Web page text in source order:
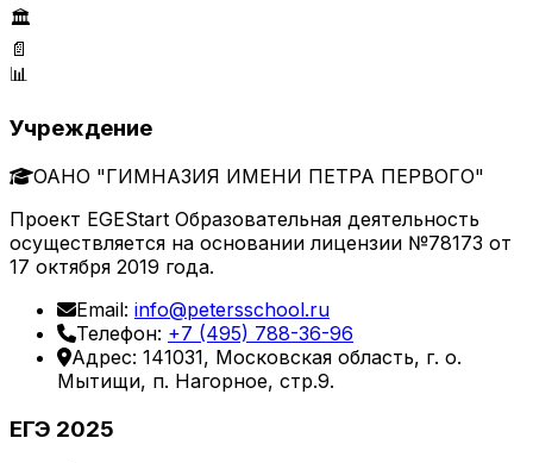
🏛️
📄
📊
Учреждение
ОАНО "ГИМНАЗИЯ ИМЕНИ ПЕТРА ПЕРВОГО"
Проект EGEStart Образовательная деятельность
осуществляется на основании лицензии №78173 от
17 октября 2019 года.
Email: info@petersschool.ru
Телефон: +7 (495) 788-36-96
Адрес: 141031, Московская область, г. о.
Мытищи, п. Нагорное, стр.9.
ЕГЭ 2025